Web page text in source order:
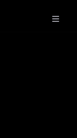
para